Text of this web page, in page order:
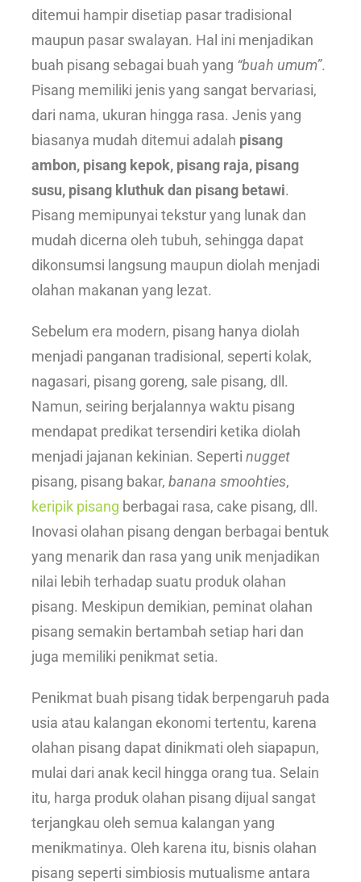
ditemui hampir disetiap pasar tradisional
maupun pasar swalayan. Hal ini menjadikan
buah pisang sebagai buah yang “buah umum”.
Pisang memiliki jenis yang sangat bervariasi,
dari nama, ukuran hingga rasa. Jenis yang
biasanya mudah ditemui adalah pisang
ambon, pisang kepok, pisang raja, pisang
susu, pisang kluthuk dan pisang betawi.
Pisang memipunyai tekstur yang lunak dan
mudah dicerna oleh tubuh, sehingga dapat
dikonsumsi langsung maupun diolah menjadi
olahan makanan yang lezat.
Sebelum era modern, pisang hanya diolah
menjadi panganan tradisional, seperti kolak,
nagasari, pisang goreng, sale pisang, dll.
Namun, seiring berjalannya waktu pisang
mendapat predikat tersendiri ketika diolah
menjadi jajanan kekinian. Seperti nugget
pisang, pisang bakar, banana smoohties,
keripik pisang berbagai rasa, cake pisang, dll.
Inovasi olahan pisang dengan berbagai bentuk
yang menarik dan rasa yang unik menjadikan
nilai lebih terhadap suatu produk olahan
pisang. Meskipun demikian, peminat olahan
pisang semakin bertambah setiap hari dan
juga memiliki penikmat setia.
Penikmat buah pisang tidak berpengaruh pada
usia atau kalangan ekonomi tertentu, karena
olahan pisang dapat dinikmati oleh siapapun,
mulai dari anak kecil hingga orang tua. Selain
itu, harga produk olahan pisang dijual sangat
terjangkau oleh semua kalangan yang
menikmatinya. Oleh karena itu, bisnis olahan
pisang seperti simbiosis mutualisme antara